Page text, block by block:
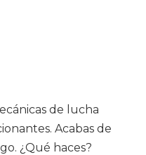
de lucha
Acabas de
¿Qué haces?